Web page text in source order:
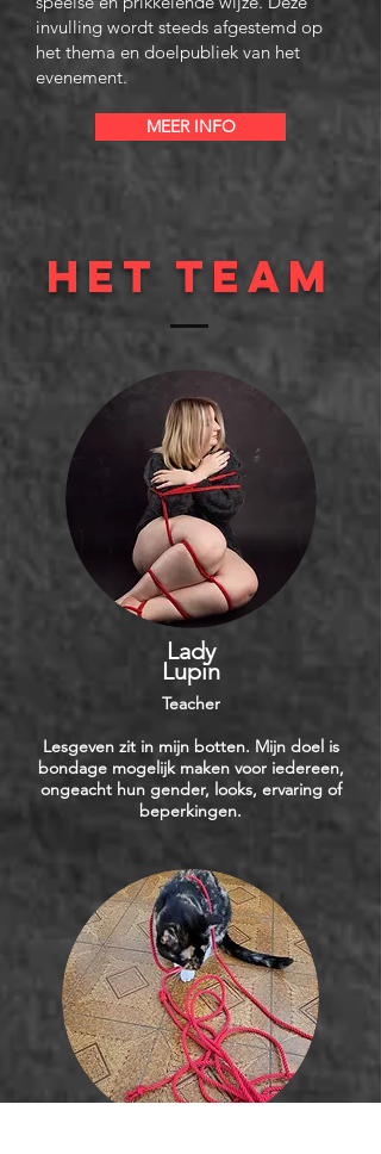
invulling wordt steeds afgestemd op
het thema en doelpubliek van het
evenement.
MEER INFO
Het team
Lady
Lupin
Teacher
Lesgeven zit in mijn botten. Mijn doel is
bondage mogelijk maken voor iedereen,
ongeacht hun gender, looks, ervaring of
beperkingen.